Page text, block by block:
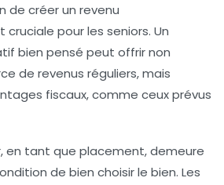
de créer un revenu
cruciale pour les seniors. Un
bien pensé peut offrir non
de revenus réguliers, mais
fiscaux, comme ceux prévus
en tant que placement, demeure
de bien choisir le bien. Les